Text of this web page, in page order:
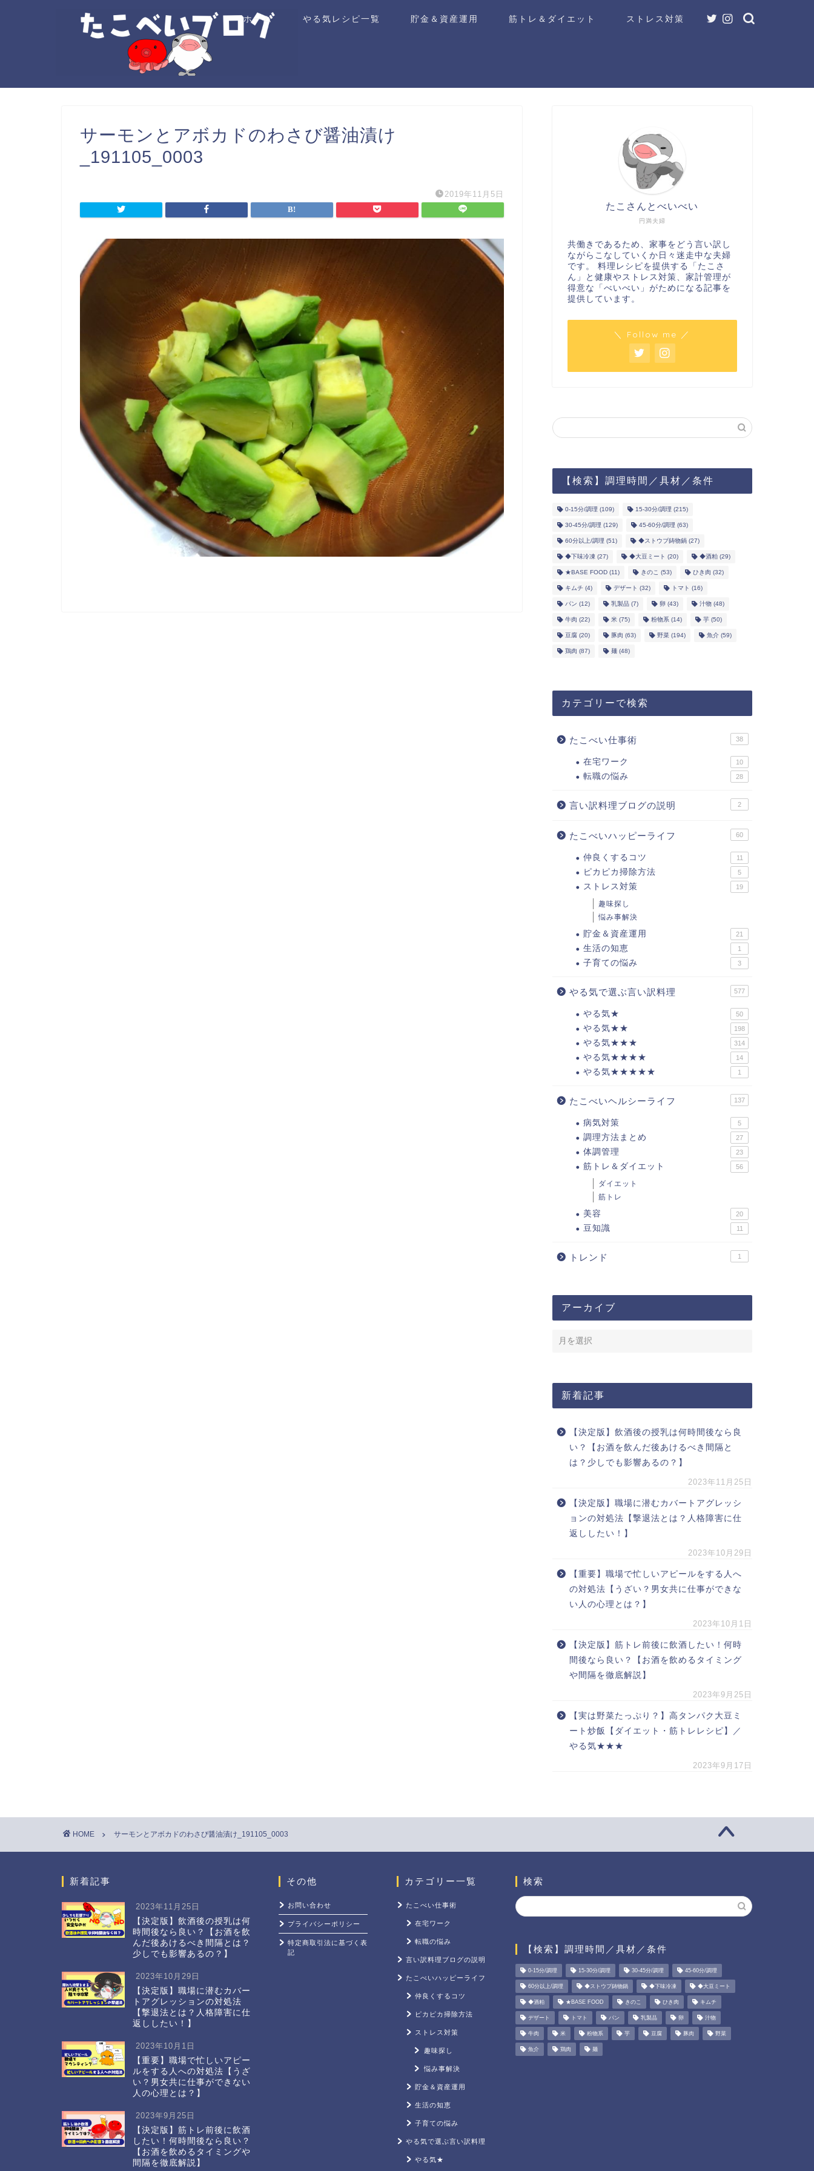
ホーム やる気レシピ一覧 貯金＆資産運用 筋トレ＆ダイエット ストレス対策
サーモンとアボカドのわさび醤油漬け
_191105_0003
2019年11月5日
円満夫婦
たこさんとべいべい
共働きであるため、家事をどう言い訳し
ながらこなしていくか日々迷走中な夫婦
です。 料理レシピを提供する「たこさ
ん」と健康やストレス対策、家計管理が
得意な「べいべい」がためになる記事を
提供しています。
＼ Follow me ／
【検索】調理時間／具材／条件
0-15分/調理 (109) 15-30分/調理 (215)
30-45分/調理 (129) 45-60分/調理 (63)
60分以上/調理 (51) ◆ストウブ鋳物鍋(27)
◆下味冷凍 (27) ◆大豆ミート (20) ◆酒粕(29)
★BASE FOOD(11) きのこ (53) ひき肉 (32)
キムチ (4) デザート (32) トマト (16)
パン (12) 乳製品(7) 卵 (43) 汁物(48)
牛肉 (22) 米(75) 粉物系 (14) 芋(50)
豆腐(20) 豚肉 (63) 野菜(194) 魚介(59)
鶏肉 (87) 麺(48)
カテゴリーで検索
たこべい仕事術 38
在宅ワーク 10
転職の悩み 28
言い訳料理ブログの説明 2
たこべいハッピーライフ 60
仲良くするコツ 11
ピカピカ掃除方法 5
ストレス対策 19
趣味探し
悩み事解決
貯金＆資産運用 21
生活の知恵 1
子育ての悩み 3
やる気で選ぶ言い訳料理 577
やる気★ 50
やる気★★ 198
やる気★★★ 314
やる気★★★★ 14
やる気★★★★★ 1
たこべいヘルシーライフ 137
病気対策 5
調理方法まとめ 27
体調管理 23
筋トレ＆ダイエット 56
ダイエット
筋トレ
美容 20
豆知識 11
トレンド 1
アーカイブ
新着記事
【決定版】飲酒後の授乳は何時間後なら良
い？【お酒を飲んだ後あけるべき間隔と
は？少しでも影響あるの？】
2023年11月25日
【決定版】職場に潜むカバートアグレッシ
ョンの対処法【撃退法とは？人格障害に仕
返ししたい！】
2023年10月29日
【重要】職場で忙しいアピールをする人へ
の対処法【うざい？男女共に仕事ができな
い人の心理とは？】
2023年10月1日
【決定版】筋トレ前後に飲酒したい！何時
間後なら良い？【お酒を飲めるタイミング
や間隔を徹底解説】
2023年9月25日
【実は野菜たっぷり？】高タンパク大豆ミ
ート炒飯【ダイエット・筋トレレシピ】／
やる気★★★
2023年9月17日
HOME サーモンとアボカドのわさび醤油漬け_191105_0003
新着記事
2023年11月25日
【決定版】飲酒後の授乳は何
時間後なら良い？【お酒を飲
んだ後あけるべき間隔とは？
少しでも影響あるの？】
2023年10月29日
【決定版】職場に潜むカバー
トアグレッションの対処法
【撃退法とは？人格障害に仕
返ししたい！】
2023年10月1日
【重要】職場で忙しいアピー
ルをする人への対処法【うざ
い？男女共に仕事ができない
人の心理とは？】
2023年9月25日
【決定版】筋トレ前後に飲酒
したい！何時間後なら良い？
【お酒を飲めるタイミングや
間隔を徹底解説】
その他
お問い合わせ
プライバシーポリシー
特定商取引法に基づく表
記
カテゴリー一覧
たこべい仕事術
在宅ワーク
転職の悩み
言い訳料理ブログの説明
たこべいハッピーライフ
仲良くするコツ
ピカピカ掃除方法
ストレス対策
趣味探し
悩み事解決
貯金＆資産運用
生活の知恵
子育ての悩み
やる気で選ぶ言い訳料理
やる気★
検索
【検索】調理時間／具材／条件
0-15分/調理 15-30分/調理 30-45分/調理 45-60分/調理
60分以上/調理 ◆ストウブ鋳物鍋 ◆下味冷凍 ◆大豆ミート
◆酒粕 ★BASE FOOD きのこ ひき肉 キムチ
デザート トマト パン 乳製品 卵 汁物
牛肉 米 粉物系 芋 豆腐 豚肉 野菜
魚介 鶏肉 麺